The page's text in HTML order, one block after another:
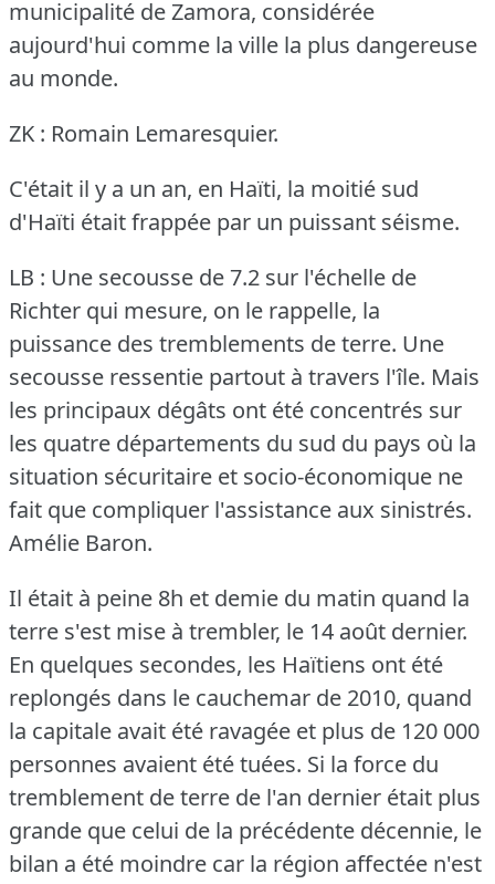
municipalité de Zamora, considérée
aujourd'hui comme la ville la plus dangereuse
au monde.
ZK : Romain Lemaresquier.
C'était il y a un an, en Haïti, la moitié sud
d'Haïti était frappée par un puissant séisme.
LB : Une secousse de 7.2 sur l'échelle de
Richter qui mesure, on le rappelle, la
puissance des tremblements de terre. Une
secousse ressentie partout à travers l'île. Mais
les principaux dégâts ont été concentrés sur
les quatre départements du sud du pays où la
situation sécuritaire et socio-économique ne
fait que compliquer l'assistance aux sinistrés.
Amélie Baron.
Il était à peine 8h et demie du matin quand la
terre s'est mise à trembler, le 14 août dernier.
En quelques secondes, les Haïtiens ont été
replongés dans le cauchemar de 2010, quand
la capitale avait été ravagée et plus de 120 000
personnes avaient été tuées. Si la force du
tremblement de terre de l'an dernier était plus
grande que celui de la précédente décennie, le
bilan a été moindre car la région affectée n'est